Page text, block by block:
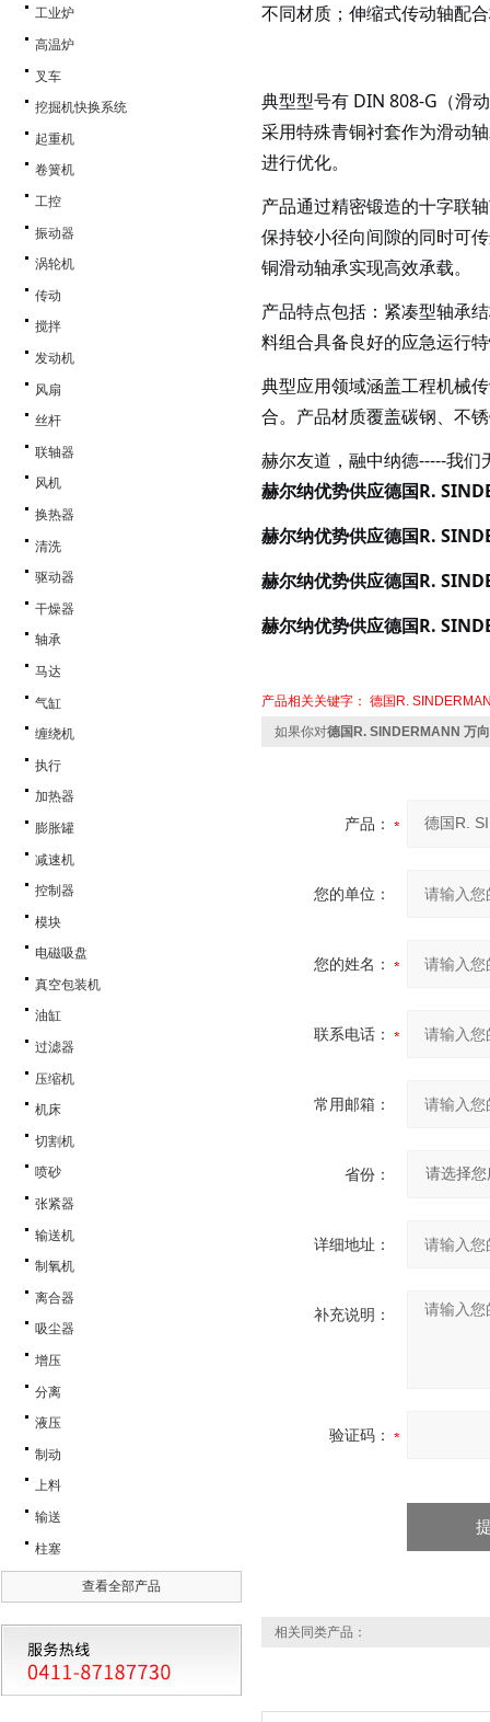
工业炉
高温炉
叉车
挖掘机快换系统
起重机
卷簧机
工控
振动器
涡轮机
传动
搅拌
发动机
风扇
丝杆
联轴器
风机
换热器
清洗
驱动器
干燥器
轴承
马达
气缸
缠绕机
执行
加热器
膨胀罐
减速机
控制器
模块
电磁吸盘
真空包装机
油缸
过滤器
压缩机
机床
切割机
喷砂
张紧器
输送机
制氧机
离合器
吸尘器
增压
分离
液压
制动
上料
输送
柱塞
查看全部产品
不同材质；伸缩式传动轴配
典型型号有 DIN 808-G（滑
采用特殊青铜衬套作为滑动
进行优化。
产品通过精密锻造的十字联
保持较小径向间隙的同时可
铜滑动轴承实现高效承载。
产品特点包括：紧凑型轴承
料组合具备良好的应急运行
典型应用领域涵盖工程机械
合。产品材质覆盖碳钢、不
赫尔友道，融中纳德-----我们
赫尔纳优势供应德国R.
赫尔纳优势供应德国R.
赫尔纳优势供应德国R.
赫尔纳优势供应德国R.
产品相关关键字： 德国R.
如果你对德国R. SINDERMANN 万
产品：
您的单位：
您的姓名：
联系电话：
常用邮箱：
省份：
详细地址：
补充说明：
验证码：
相关同类产品：